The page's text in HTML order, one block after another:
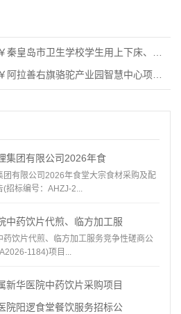
市卫生学校学生用上下床、铁皮柜及课桌椅采
善右旗骆驼产业园智慧中心项目招标公告
集团有限公司2026年食
团有限公司2026年食堂大宗食材采购及配
(招标编号：AHZJ-2...
中药饮片代煎、临方加工服
药饮片代煎、临方加工服务竞争性磋商公
1184)项目...
新华医院中药饮片采购项目
院阳逻食堂餐饮服务招标公